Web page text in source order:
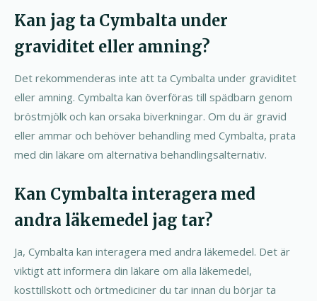
Kan jag ta Cymbalta under
graviditet eller amning?
Det rekommenderas inte att ta Cymbalta under graviditet
eller amning. Cymbalta kan överföras till spädbarn genom
bröstmjölk och kan orsaka biverkningar. Om du är gravid
eller ammar och behöver behandling med Cymbalta, prata
med din läkare om alternativa behandlingsalternativ.
Kan Cymbalta interagera med
andra läkemedel jag tar?
Ja, Cymbalta kan interagera med andra läkemedel. Det är
viktigt att informera din läkare om alla läkemedel,
kosttillskott och örtmediciner du tar innan du börjar ta